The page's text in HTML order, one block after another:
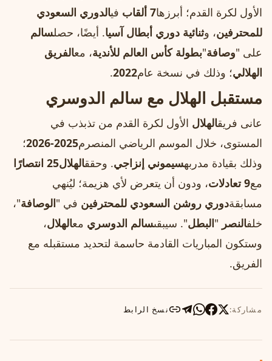
الأول لكرة القدم؛ أبرزها7 ألقاب فيالدوري السعودي
للمحترفين، وثنائية دوري أبطال آسيا. أيضًا، حصلسالم
على "وصافة"بطولة كأس العالم للأندية، معالفريق
الهلالي؛ وذلك في نسخة عام2022
.
مستقبل الهلال مع سالم الدوسري
عانى فريقالهلال الأول لكرة القدم من تذبذب في
المستوى، خلال الموسم الرياضي المنصرم2025-2026
؛
وذلك بقيادة مدربهسيموني إنزاجي. وحققالهلال25 انتصارًا
مع9 تعادلات
، ودون أن يتعرض لأي هزيمة؛ ليُنهي
مسابقةدوري روشن السعودي للمحترفين في "الوصافة"،
خلفالنصر "البطل". سيبقىسالم الدوسري معالهلال،
وستكون المباريات القادمة حاسمة لتحديد مستقبله مع
الفريق.
مشاركة: نسخ الرابط